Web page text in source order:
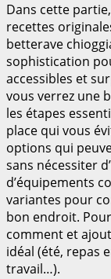
Dans cette
recettes
betterave
sophistication
accessibles et
vous verrez une
les étapes
place qui vous
options qui
sans nécessiter
d’équipements
variantes pour
bon endroit.
comment et
idéal (été, repas
travail…).